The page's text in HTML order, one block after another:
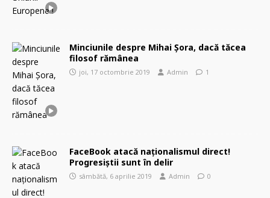
Minciunile despre Mihai Șora, dacă tăcea
filosof rămânea
joi, 17 octombrie 2019 Admin 1
FaceBook atacă naționalismul direct!
Progresiștii sunt în delir
sâmbătă, 6 aprilie 2019 Admin 0